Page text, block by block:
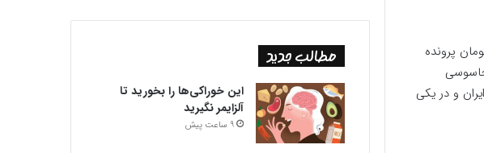
شد، طاهباز از محکومان پرونده
نهایت شرقی هم در سال ۱۳۹۹ به جرم جاسوسی
ایران و در یکی
مطالب جدید
این خوراکی‌ها را بخورید تا
آلزایمر نگیرید
9 ساعت پیش